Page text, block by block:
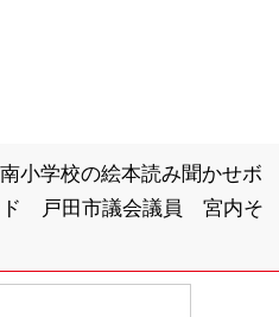
小学校の絵本読み聞かせボ
戸田市議会議員 宮内そ